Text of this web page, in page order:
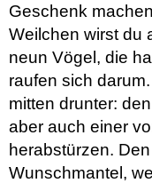
Geschenk
Weilchen wirst du
neun Vögel, die
raufen sich
mitten drunter:
aber auch einer
herabstürzen.
Wunschmantel,